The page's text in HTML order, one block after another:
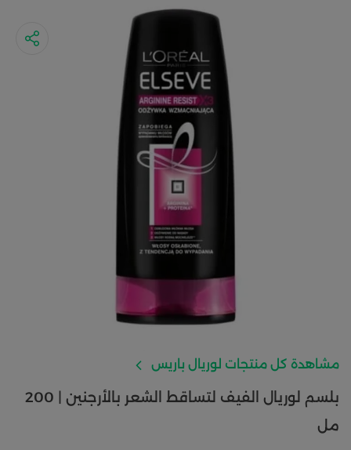
مشاهدة كل منتجات لوريال باريس
بلسم لوريال الفيف لتساقط الشعر بالأرجنين | 200
مل